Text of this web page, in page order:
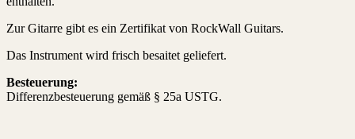
Zur Gitarre gibt es ein Zertifikat von RockWall Guitars.
Das Instrument wird frisch besaitet geliefert.
Besteuerung:
Differenzbesteuerung gemäß § 25a USTG.